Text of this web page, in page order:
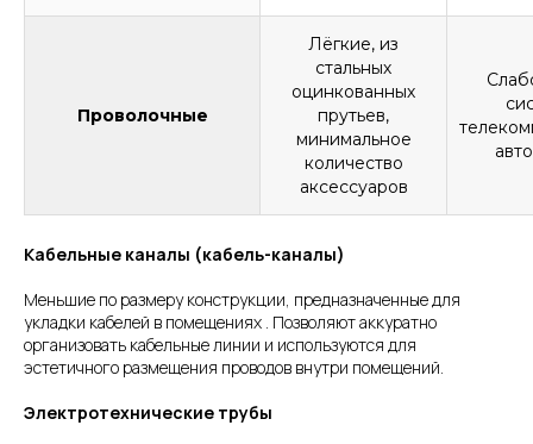
Проволочные
Лёгкие, из
стальных
оцинкованных
прутьев,
минимальное
количество
аксессуаров
Кабельные каналы (кабель-каналы)
Меньшие по размеру конструкции, предназначенные для
укладки кабелей в помещениях . Позволяют аккуратно
организовать кабельные линии и используются для
эстетичного размещения проводов внутри помещений.
Электротехнические трубы